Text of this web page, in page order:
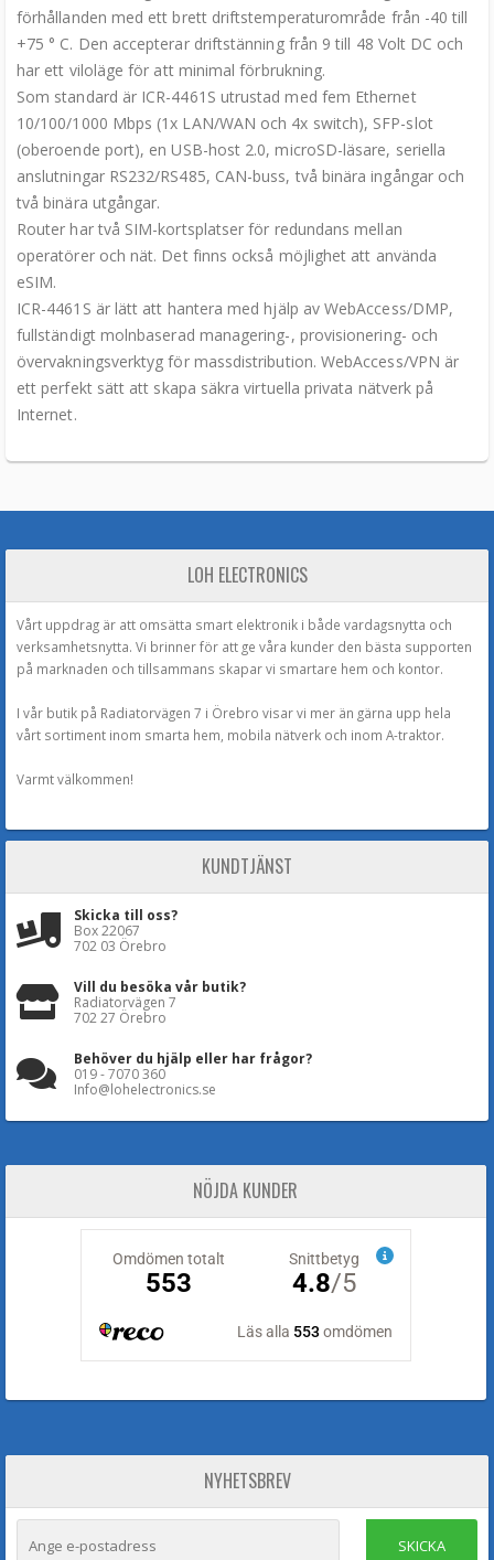
förhållanden med ett brett driftstemperaturområde från -40 till
+75 ° C. Den accepterar driftstänning från 9 till 48 Volt DC och
har ett viloläge för att minimal förbrukning.
Som standard är ICR-4461S utrustad med fem Ethernet
10/100/1000 Mbps (1x LAN/WAN och 4x switch), SFP-slot
(oberoende port), en USB-host 2.0, microSD-läsare, seriella
anslutningar RS232/RS485, CAN-buss, två binära ingångar och
två binära utgångar.
Router har två SIM-kortsplatser för redundans mellan
operatörer och nät. Det finns också möjlighet att använda
eSIM.
ICR-4461S är lätt att hantera med hjälp av WebAccess/DMP,
fullständigt molnbaserad managering-, provisionering- och
övervakningsverktyg för massdistribution. WebAccess/VPN är
ett perfekt sätt att skapa säkra virtuella privata nätverk på
Internet.
LOH ELECTRONICS
Vårt uppdrag är att omsätta smart elektronik i både vardagsnytta och
verksamhetsnytta. Vi brinner för att ge våra kunder den bästa supporten
på marknaden och tillsammans skapar vi smartare hem och kontor.
I vår butik på Radiatorvägen 7 i Örebro visar vi mer än gärna upp hela
vårt sortiment inom smarta hem, mobila nätverk och inom A-traktor.
Varmt välkommen!
KUNDTJÄNST
Skicka till oss?
Box 22067
702 03 Örebro
Vill du besöka vår butik?
Radiatorvägen 7
702 27 Örebro
Behöver du hjälp eller har frågor?
019 - 7070 360
Info@lohelectronics.se
NÖJDA KUNDER
NYHETSBREV
SKICKA